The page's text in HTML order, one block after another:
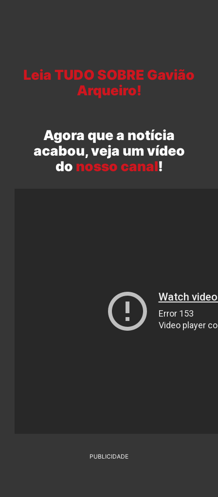
Leia TUDO SOBRE Gavião
Arqueiro!
Agora que a notícia
acabou, veja um vídeo
do nosso canal!
PUBLICIDADE